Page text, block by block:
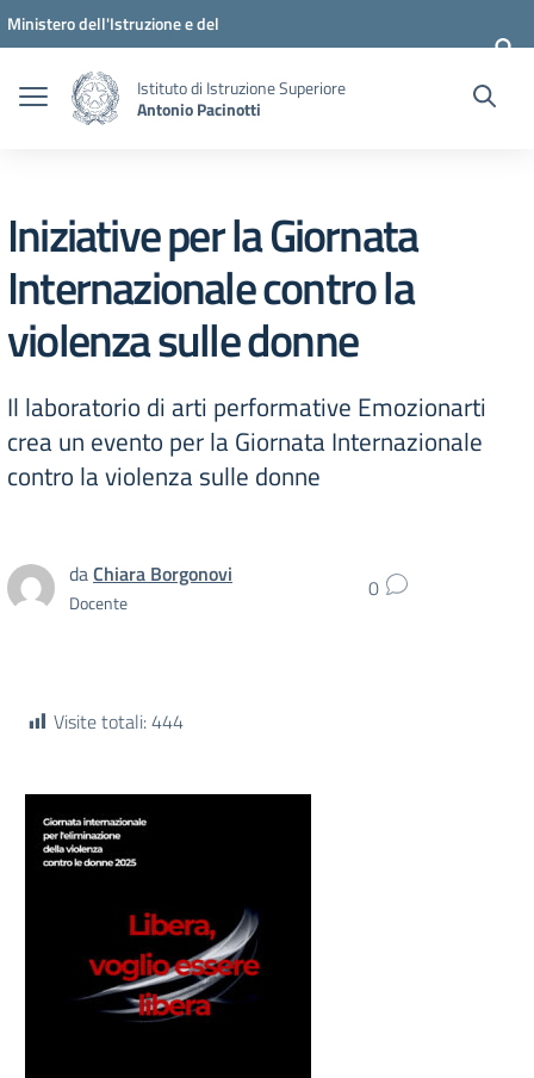
Vai ai contenuti
Vai al menu di navigazione
Vai al footer
Ministero dell'Istruzione e del
Istituto di Istruzione Superiore
Antonio Pacinotti
Iniziative per la Giornata
Internazionale contro la
violenza sulle donne
Il laboratorio di arti performative Emozionarti
crea un evento per la Giornata Internazionale
contro la violenza sulle donne
daChiara Borgonovi
Docente 0
Visite totali:444